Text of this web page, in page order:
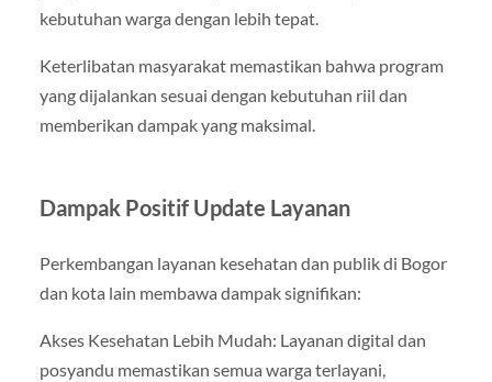
kebutuhan warga dengan lebih tepat.
Keterlibatan masyarakat memastikan bahwa program
yang dijalankan sesuai dengan kebutuhan riil dan
memberikan dampak yang maksimal.
Dampak Positif Update Layanan
Perkembangan layanan kesehatan dan publik di Bogor
dan kota lain membawa dampak signifikan:
Akses Kesehatan Lebih Mudah: Layanan digital dan
posyandu memastikan semua warga terlayani,